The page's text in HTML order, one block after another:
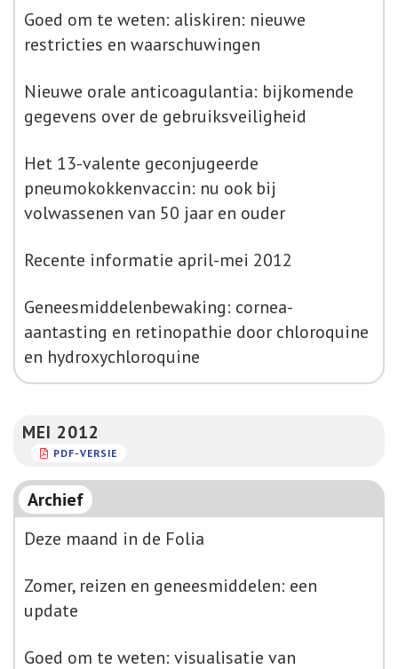
Goed om te weten: aliskiren: nieuwe
restricties en waarschuwingen
Nieuwe orale anticoagulantia: bijkomende
gegevens over de gebruiksveiligheid
Het 13-valente geconjugeerde
pneumokokkenvaccin: nu ook bij
volwassenen van 50 jaar en ouder
Recente informatie april-mei 2012
Geneesmiddelenbewaking: cornea-
aantasting en retinopathie door chloroquine
en hydroxychloroquine
MEI 2012
PDF-VERSIE
Archief
Deze maand in de Folia
Zomer, reizen en geneesmiddelen: een
update
Goed om te weten: visualisatie van